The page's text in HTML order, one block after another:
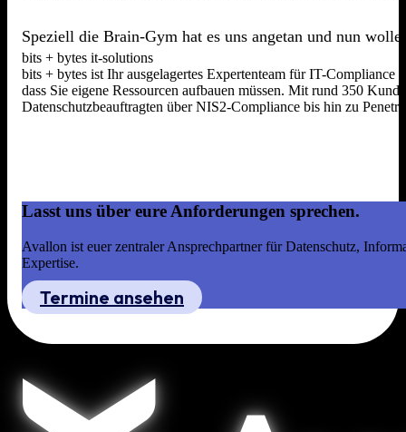
Speziell die Brain-Gym hat es uns angetan und nun
bits + bytes it-solutions
bits + bytes ist Ihr ausgelagertes Expertenteam für IT-
dass Sie eigene Ressourcen aufbauen müssen. Mit rund 350
Datenschutzbeauftragten über NIS2-Compliance bis hin zu
Lasst uns über eure Anforderungen sprechen.
Avallon ist euer zentraler Ansprechpartner für Datenschutz,
Expertise.
Termine ansehen